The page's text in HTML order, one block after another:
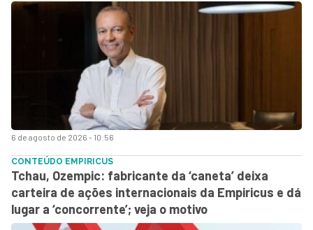
6 de agosto de 2026 - 10:56
CONTEÚDO EMPIRICUS
Tchau, Ozempic: fabricante da ‘caneta’ deixa
carteira de ações internacionais da Empiricus e dá
lugar a ‘concorrente’; veja o motivo